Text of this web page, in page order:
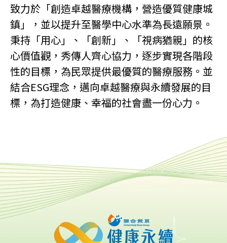
致力於「創造卓越醫療機構，營造優質健康城
鎮」，並以提升至醫學中心水準為長遠願景。
秉持「用心」、「創新」、「視病猶親」的核
心價值觀，秀傳人齊心協力，逐步實現各階段
性的目標，為民眾提供最優質的醫療服務。並
結合ESG理念，邁向卓越醫療與永續發展的目
標，為打造健康、幸福的社會盡一份心力。